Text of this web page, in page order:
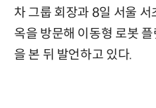
차 그룹 회장과 8일 서울
옥을 방문해 이동형 로봇
을 본 뒤 발언하고 있다.